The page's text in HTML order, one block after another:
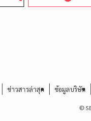
ข่าวสารล่าสุด ข้อมูลบริษัท
©